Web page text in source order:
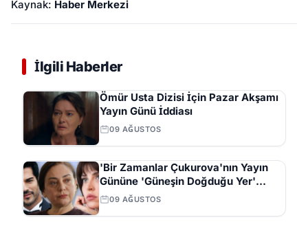
Kaynak: Haber Merkezi
İlgili Haberler
Ömür Usta Dizisi İçin Pazar Akşamı
Yayın Günü İddiası
09 AĞUSTOS
'Bir Zamanlar Çukurova'nın Yayın
Gününe 'Güneşin Doğduğu Yer'
Dizisi Geliyor
09 AĞUSTOS